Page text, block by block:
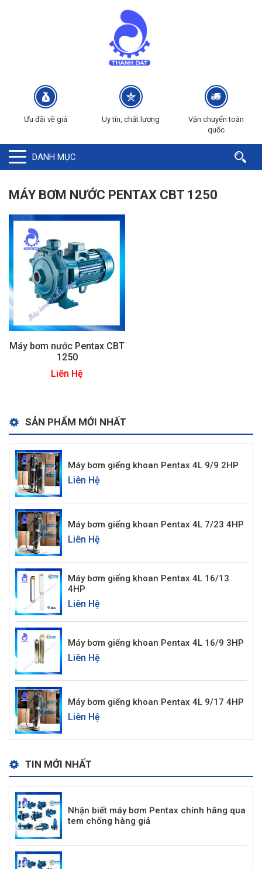
Ưu đãi về giá Uy tín, chất lượng
Vận chuyển toàn
quốc
DANH MỤC
MÁY BƠM NƯỚC PENTAX CBT 1250
Máy bơm nước Pentax CBT
1250
Liên Hệ
SẢN PHẨM MỚI NHẤT
Máy bơm giếng khoan Pentax 4L 9/9 2HP
Liên Hệ
Máy bơm giếng khoan Pentax 4L 7/23 4HP
Liên Hệ
Máy bơm giếng khoan Pentax 4L 16/13
4HP
Liên Hệ
Máy bơm giếng khoan Pentax 4L 16/9 3HP
Liên Hệ
Máy bơm giếng khoan Pentax 4L 9/17 4HP
Liên Hệ
TIN MỚI NHẤT
Nhận biết máy bơm Pentax chính hãng qua
tem chống hàng giả